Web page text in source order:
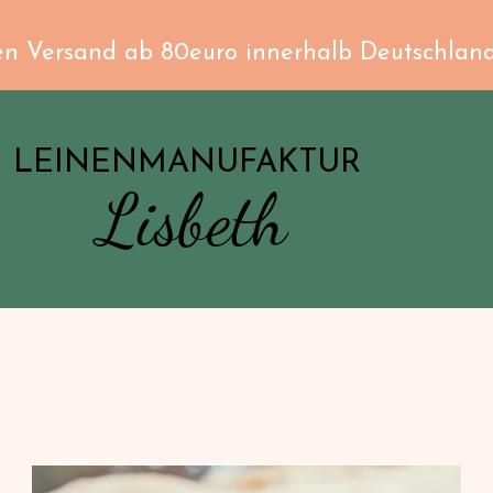
Versand ab 80euro innerhalb
LEINENMANUFAKTUR
Lisbeth